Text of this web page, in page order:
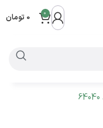
0
0 تومان